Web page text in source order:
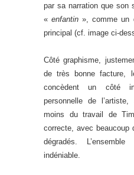
par sa narration que son
«enfantin », comme un
principal (cf. image ci-
Côté graphisme,
de très bonne facture,
concèdent un côté
personnelle de
moins du travail de
correcte, avec beaucoup
dégradés.
indéniable.